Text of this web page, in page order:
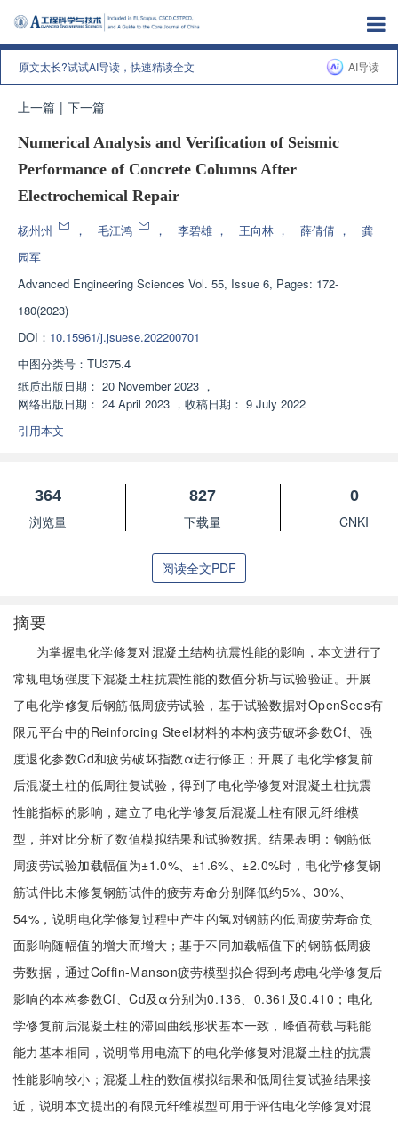
原文太长?试试AI导读，快速精读全文 AI导读
上一篇 | 下一篇
Numerical Analysis and Verification of Seismic
Performance of Concrete Columns After
Electrochemical Repair
杨州州 ， 毛江鸿 ， 李碧雄 ， 王向林 ， 薛倩倩 ，
龚
园军
Advanced Engineering Sciences Vol. 55, Issue 6, Pages: 172-
180(2023)
DOI： 10.15961/j.jsuese.202200701
中图分类号： TU375.4
纸质出版日期： 20 November 2023 ，
网络出版日期： 24 April 2023 ， 收稿日期： 9 July 2022
引用本文
364
浏览量
827
下载量
0
CNKI
阅读全文PDF
摘要
为掌握电化学修复对混凝土结构抗震性能的影响，本文进行了
常规电场强度下混凝土柱抗震性能的数值分析与试验验证。开展
了电化学修复后钢筋低周疲劳试验，基于试验数据对OpenSees有
限元平台中的Reinforcing Steel材料的本构疲劳破坏参数Cf、强
度退化参数Cd和疲劳破坏指数α进行修正；开展了电化学修复前
后混凝土柱的低周往复试验，得到了电化学修复对混凝土柱抗震
性能指标的影响，建立了电化学修复后混凝土柱有限元纤维模
型，并对比分析了数值模拟结果和试验数据。结果表明：钢筋低
周疲劳试验加载幅值为±1.0%、±1.6%、±2.0%时，电化学修复钢
筋试件比未修复钢筋试件的疲劳寿命分别降低约5%、30%、
54%，说明电化学修复过程中产生的氢对钢筋的低周疲劳寿命负
面影响随幅值的增大而增大；基于不同加载幅值下的钢筋低周疲
劳数据，通过Coffin-Manson疲劳模型拟合得到考虑电化学修复后
影响的本构参数Cf、Cd及α分别为0.136、0.361及0.410；电化
学修复前后混凝土柱的滞回曲线形状基本一致，峰值荷载与耗能
能力基本相同，说明常用电流下的电化学修复对混凝土柱的抗震
性能影响较小；混凝土柱的数值模拟结果和低周往复试验结果接
近，说明本文提出的有限元纤维模型可用于评估电化学修复对混